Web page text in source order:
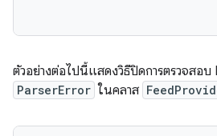
ตัวอย่างต่อไปนี้แสดงวิธีปิดการตรวจสอ
ParserError ในคลาส